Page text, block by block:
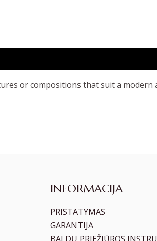
or compositions that suit a
INFORMACIJA
PRISTATYMAS
GARANTIJA